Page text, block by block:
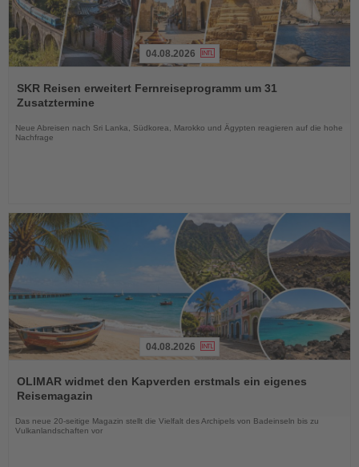
Sie
die
04.08.2026
SKR Reisen erweitert Fernreiseprogramm um 31
Zusatztermine
Neue Abreisen nach Sri Lanka, Südkorea, Marokko und Ägypten reagieren auf die hohe
Nachfrage
Sie
die
Nachrichten
04.08.2026
OLIMAR widmet den Kapverden erstmals ein eigenes
Reisemagazin
Das neue 20-seitige Magazin stellt die Vielfalt des Archipels von Badeinseln bis zu
Vulkanlandschaften vor